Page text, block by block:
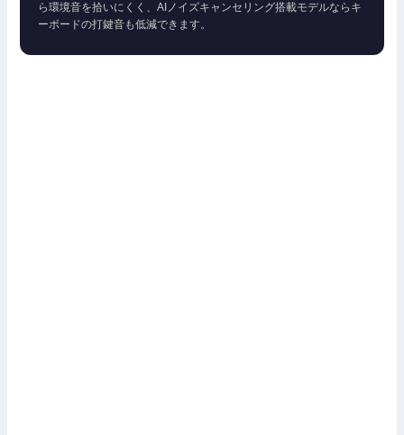
ら環境音を拾いにくく、AIノイズキャンセリング搭載モデルならキ
ーボードの打鍵音も低減できます。